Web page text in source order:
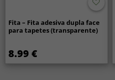
Fita – Fita adesiva dupla face
para tapetes (transparente)
8.99 €